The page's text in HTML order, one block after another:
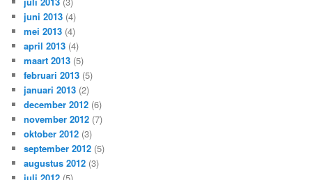
juni 2013 (4)
mei 2013 (4)
april 2013 (4)
maart 2013 (5)
februari 2013 (5)
januari 2013 (2)
december 2012 (6)
november 2012 (7)
oktober 2012 (3)
september 2012 (5)
augustus 2012 (3)